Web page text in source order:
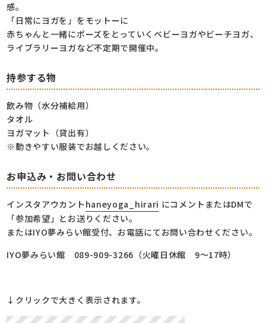
感。
「日常にヨガを」をモットーに
赤ちゃんと一緒にポーズをとっていくベビーヨガやビーチヨガ、
ライブラリーヨガなど不定期で開催中。
持参する物
飲み物（水分補給用）
タオル
ヨガマット（貸出有）
※動きやすい服装でお越しください。
お申込み・お問い合わせ
インスタアウカント haneyoga_hirari にコメントまたはDMで
「参加希望」とお送りください。
またはIYO夢みらい館受付、お電話にてお問い合わせください。
IYO夢みらい館 089-909-3266（火曜日休館 9～17時）
↓クリックで大きく表示されます。